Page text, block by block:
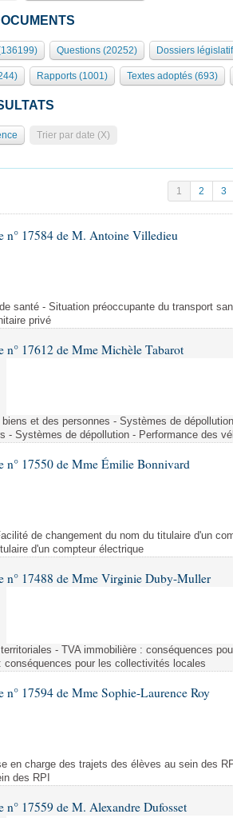
Questions (20252) Dossiers
Rapports (1001) Textes adoptés (693)
Trier par date (X)
1 2 3
n° 17584 de M. Antoine Villedieu
santé - Situation préoccupante du transport
privé
n° 17612 de Mme Michèle Tabarot
et des personnes - Systèmes de
- Systèmes de dépollution - Performance des
n° 17550 de Mme Émilie Bonnivard
de changement du nom du titulaire d'un
d'un compteur électrique
n° 17488 de Mme Virginie Duby-Muller
- TVA immobilière : conséquences
conséquences pour les collectivités locales
n° 17594 de Mme Sophie-Laurence Roy
en charge des trajets des élèves au sein des
des RPI
n° 17559 de M. Alexandre Dufosset